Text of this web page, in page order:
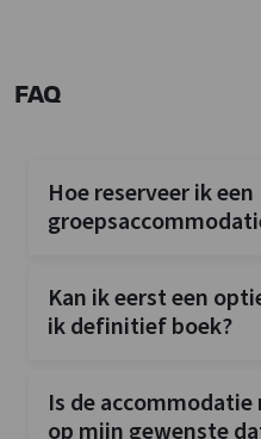
FAQ
Hoe reserveer ik een
Kan ik eerst een
ik definitief boek?
Is de